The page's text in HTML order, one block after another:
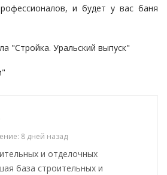
и будет у вас баня
"Стройка. Уральский выпуск"
8 дней назад
и отделочных
база строительных и